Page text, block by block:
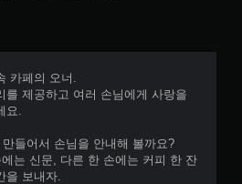
카페의 오너.
를 제공하고 여러 손님에게 사랑을
요.
들어서 손님을 안내해 볼까요?
는 신문, 다른 한 손에는 커피 한 잔
을 보내자.